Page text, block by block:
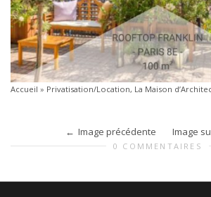
Accueil » Privatisation/Location, La Maison
Image précédente Image
0 COMMENTAIRES